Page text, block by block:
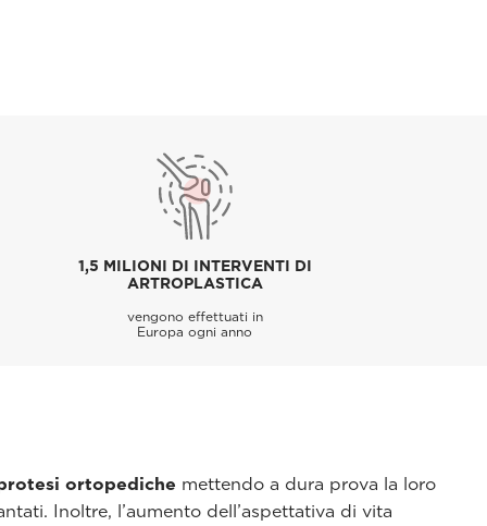
1,5 MILIONI DI INTERVENTI DI
ARTROPLASTICA
vengono effettuati in
Europa ogni anno
ortopediche mettendo a dura prova la loro
Inoltre, l’aumento dell’aspettativa di vita